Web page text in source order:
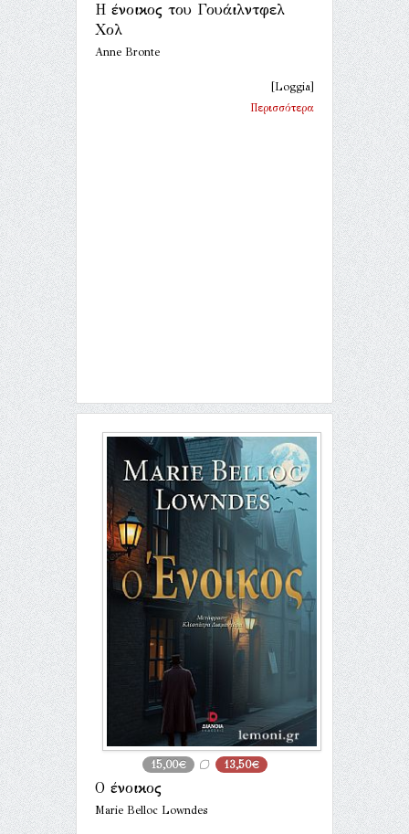
Η ένοικος του Γουάιλντφελ
Χολ
Anne Bronte
[Loggia]
Περισσότερα
15,00€ 13,50€
Ο ένοικος
Marie Belloc Lowndes